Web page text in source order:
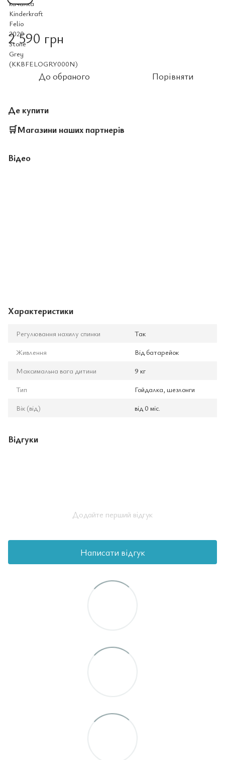
2 590 грн
До обраного Порівняти
Де купити
🛒Магазини наших партнерів
Відео
Характеристики
Регулювання нахилу спинки
Так
Живлення
Від батарейок
Максимальна вага дитини
9 кг
Тип
Гойдалка, шезлонги
Вік (від)
від 0 міс.
Відгуки
Додайте перший відгук
Написати відгук